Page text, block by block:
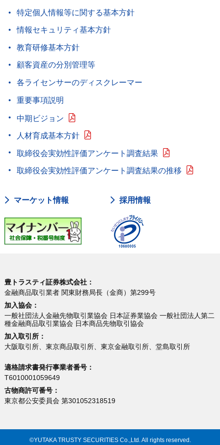
特定個人情報等に関する基本方針
情報セキュリティ基本方針
教育研修基本方針
顧客資産の分別管理等
各ライセンサーのディスクレーマー
重要事項説明
中期ビジョン
人材育成基本方針
取締役会実効性評価アンケート調査結果
取締役会実効性評価アンケート調査結果の推移
マーケット情報 採用情報
豊トラスティ証券株式会社：
金融商品取引業者 関東財務局長（金商）第299号
加入協会：
一般社団法人金融先物取引業協会 日本証券業協会 一般社団法人第二
種金融商品取引業協会 日本商品先物取引協会
加入取引所：
大阪取引所、東京商品取引所、東京金融取引所、堂島取引所
適格請求書発行事業者番号：
T6010001059649
古物商許可番号：
東京都公安委員会 第301052318519
©YUTAKA TRUSTY SECURITIES Co.,Ltd. All rights reserved.